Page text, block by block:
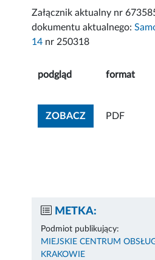
Załącznik aktualny nr
dokumentu aktualnego:
14 nr 250318
podgląd format
ZOBACZZOBACZ
PDF
METKA:
Podmiot publikujący:
MIEJSKIE CENTRUM
KRAKOWIE